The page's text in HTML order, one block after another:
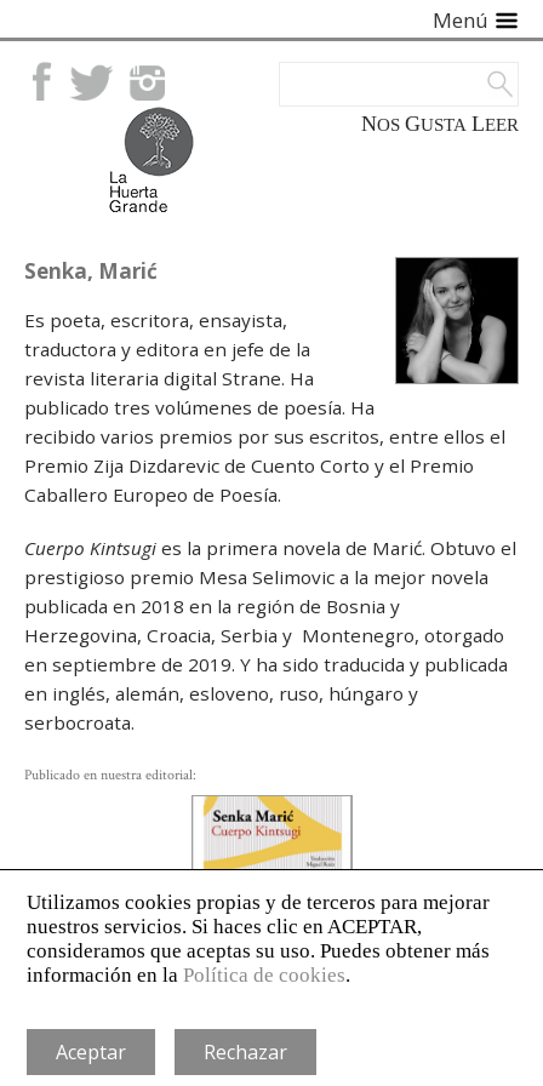
Facebook TwitterInstagram
NOS GUSTA LEER
Menú
Senka, Marić
Es poeta, escritora, ensayista,
traductora y editora en jefe de la
revista literaria digital Strane. Ha
publicado tres volúmenes de poesía. Ha
recibido varios premios por sus escritos, entre ellos el
Premio Zija Dizdarevic de Cuento Corto y el Premio
Caballero Europeo de Poesía.
Cuerpo Kintsugies la primera novela de Marić. Obtuvo el
prestigioso premio Mesa Selimovic a la mejor novela
publicada en 2018 en la región de Bosnia y
Herzegovina, Croacia, Serbia y Montenegro, otorgado
en septiembre de 2019. Y ha sido traducida y publicada
en inglés, alemán, esloveno, ruso, húngaro y
serbocroata.
Publicado en nuestra editorial:
AVISO LEGAL POLÍTICA DE PRIVACIDAD